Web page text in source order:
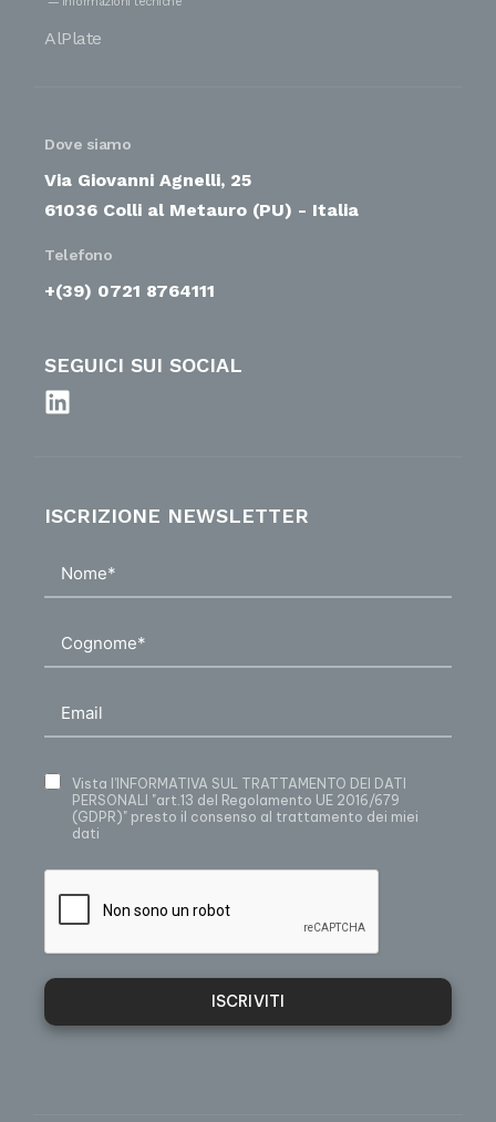
AlPlate
Dove siamo
Via Giovanni Agnelli, 25
61036 Colli al Metauro (PU) - Italia
Telefono
+(39) 0721 8764111
SEGUICI SUI SOCIAL
ISCRIZIONE NEWSLETTER
Vista l’INFORMATIVA SUL TRATTAMENTO DEI DATI
PERSONALI "art.13 del Regolamento UE 2016/679
(GDPR)" presto il consenso al trattamento dei miei
dati
ISCRIVITI